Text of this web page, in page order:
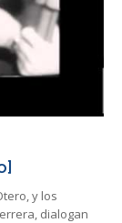
y los
dialogan